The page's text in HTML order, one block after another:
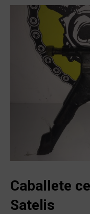
Caballete
Satelis